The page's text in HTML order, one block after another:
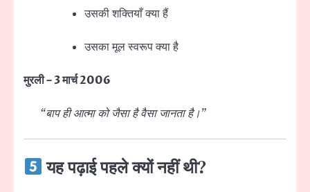
उसकी शक्तियाँ क्या हैं
उसका मूल स्वरूप क्या है
मुरली – 3 मार्च 2006
“बाप ही आत्मा को जैसा है वैसा जानता है।”
यह पढ़ाई पहले क्यों नहीं थी?